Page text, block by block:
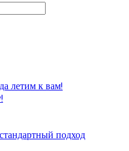
летим к вам!
подход